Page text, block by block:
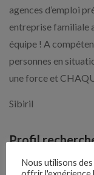
agences d’emploi
entreprise familiale
équipe ! A
personnes en
une force et
Sibiril
Profil
Vous êtes issu(e)
Nous utilisons